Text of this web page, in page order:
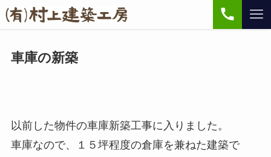
車庫の新築
以前した物件の車庫新築工事に入りました。
車庫なので、１５坪程度の倉庫を兼ねた建築で